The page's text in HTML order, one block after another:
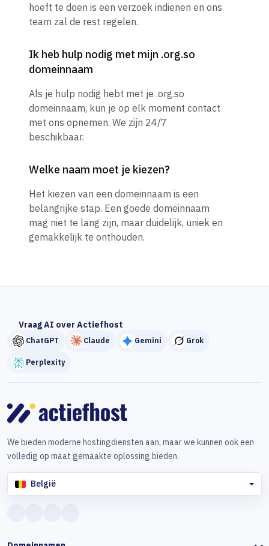
hoeft te doen is een verzoek indienen en ons
team zal de rest regelen.
Ik heb hulp nodig met mijn .org.so
domeinnaam
Als je hulp nodig hebt met je .org.so
domeinnaam, kun je op elk moment contact
met ons opnemen. We zijn 24/7
beschikbaar.
Welke naam moet je kiezen?
Het kiezen van een domeinnaam is een
belangrijke stap. Een goede domeinnaam
mag niet te lang zijn, maar duidelijk, uniek en
gemakkelijk te onthouden.
Vraag AI over Actiefhost
ChatGPT Claude Gemini Grok
Perplexity
We bieden moderne hostingdiensten aan, maar we kunnen ook een
volledig op maat gemaakte oplossing bieden.
België